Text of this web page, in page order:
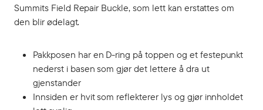
Summits Field Repair Buckle, som lett kan erstattes om
den blir ødelagt.
Pakkposen har en D-ring på toppen og et festepunkt
nederst i basen som gjør det lettere å dra ut
gjenstander
Innsiden er hvit som reflekterer lys og gjør innholdet